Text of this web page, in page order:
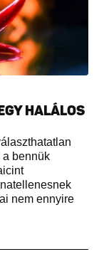
HALÁLOS
a bennük
nem ennyire